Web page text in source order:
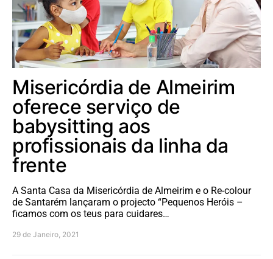
Misericórdia de Almeirim
oferece serviço de
babysitting aos
profissionais da linha da
frente
A Santa Casa da Misericórdia de Almeirim e o Re-colour
de Santarém lançaram o projecto “Pequenos Heróis –
ficamos com os teus para cuidares…
29 de Janeiro, 2021